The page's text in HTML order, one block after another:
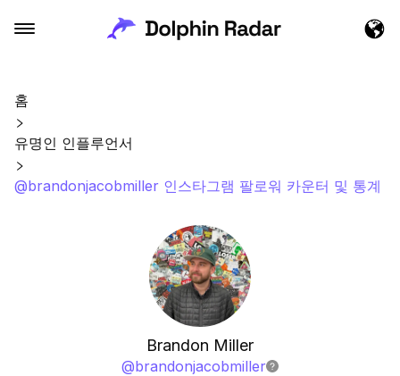
홈
유명인 인플루언서
@brandonjacobmiller 인스타그램 팔로워 카운터 및 통계
Brandon Miller
@brandonjacobmiller